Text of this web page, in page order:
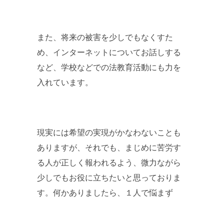
また、将来の被害を少しでもなくすた
め、インターネットについてお話しする
など、学校などでの法教育活動にも力を
入れています。
現実には希望の実現がかなわないことも
ありますが、それでも、まじめに苦労す
る人が正しく報われるよう、微力ながら
少しでもお役に立ちたいと思っておりま
す。何かありましたら、１人で悩まず